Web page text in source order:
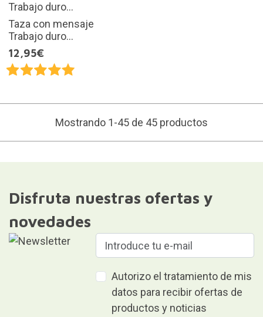
Taza con mensaje
Trabajo duro...
12,95€
Mostrando 1-45 de 45 productos
Disfruta nuestras ofertas y
novedades
Autorizo el tratamiento de mis
datos para recibir ofertas de
productos y noticias